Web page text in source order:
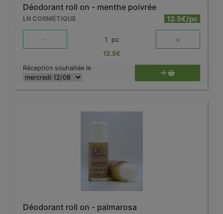
Déodorant roll on - menthe poivrée
LN COSMÉTIQUE 12.5€/pc
- 1 pc +
12.5€
Réception souhaitée le
Déodorant roll on - palmarosa